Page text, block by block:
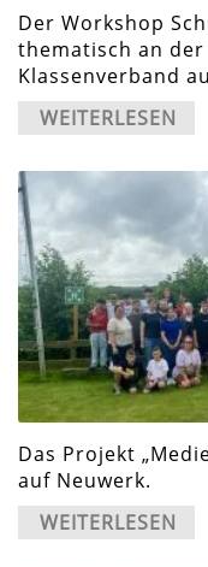
Der Workshop
thematisch an
Klassenverband
WEITERLESEN
Das Projekt
auf Neuwerk.
WEITERLESEN